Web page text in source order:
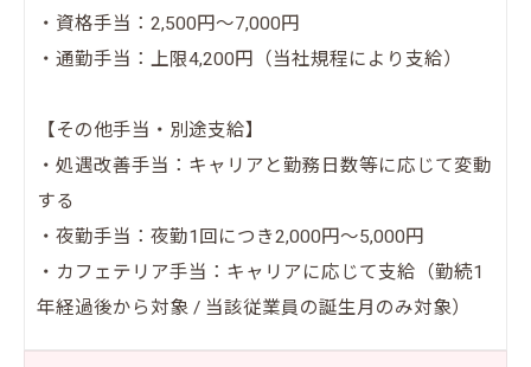
・資格手当：2,500円～7,000円
・通勤手当：上限4,200円（当社規程により支給）
【その他手当・別途支給】
・処遇改善手当：キャリアと勤務日数等に応じて変動
する
・夜勤手当：夜勤1回につき2,000円～5,000円
・カフェテリア手当：キャリアに応じて支給（勤続1
年経過後から対象 / 当該従業員の誕生月のみ対象）